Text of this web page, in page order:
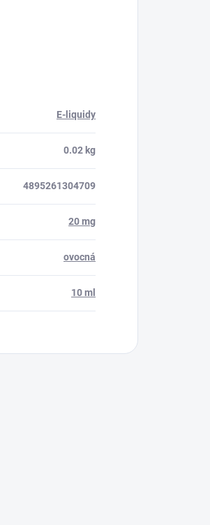
E-liquidy
0.02 kg
4895261304709
20 mg
ovocná
10 ml